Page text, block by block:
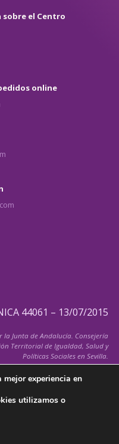
sobre el Centro
online
44061 – 13/07/2015
Junta de Andalucía. Consejería
Territorial de Igualdad, Salud y
Políticas Sociales en Sevilla.
experiencia en
utilizamos o